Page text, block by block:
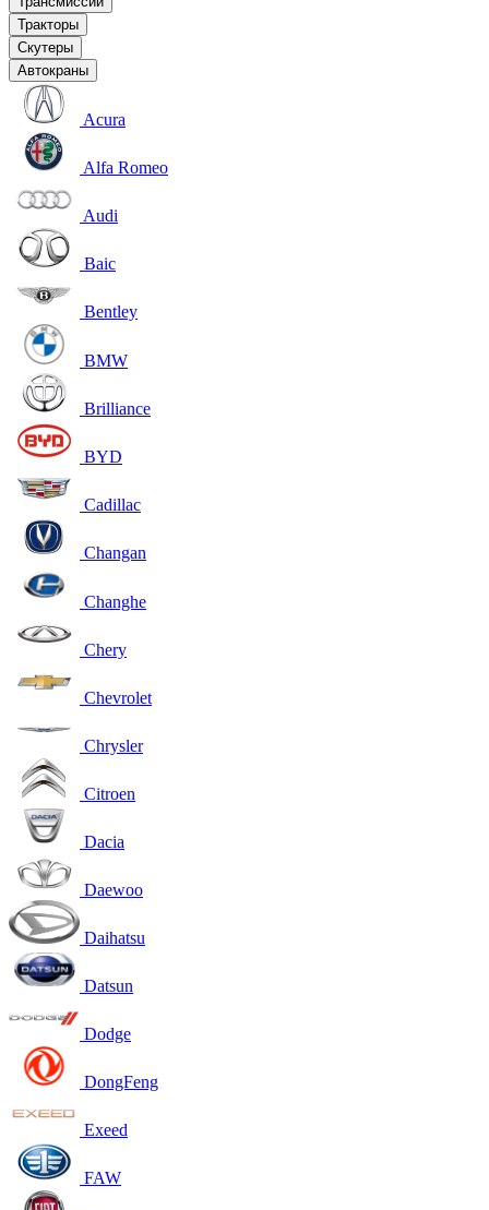
Тракторы
Скутеры
Автокраны
Acura
Alfa Romeo
Audi
Baic
Bentley
BMW
Brilliance
BYD
Cadillac
Changan
Changhe
Chery
Chevrolet
Chrysler
Citroen
Dacia
Daewoo
Daihatsu
Datsun
Dodge
DongFeng
Exeed
FAW